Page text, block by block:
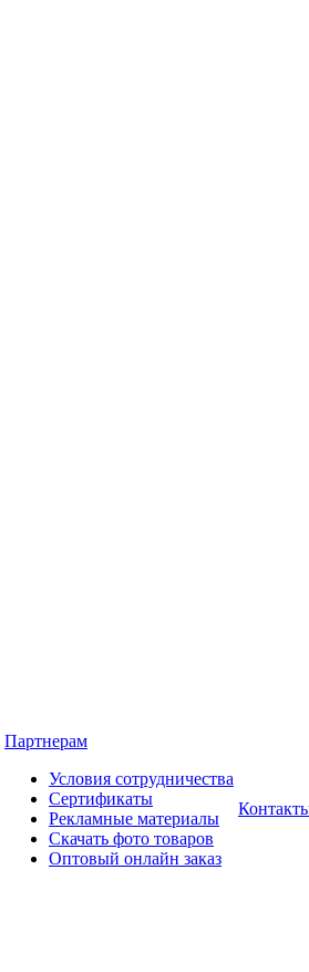
Партнерам
Условия сотрудничества
Сертификаты
Рекламные материалы
Скачать фото товаров
Оптовый онлайн заказ